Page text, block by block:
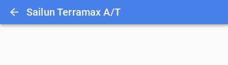
Sailun Terramax A/T